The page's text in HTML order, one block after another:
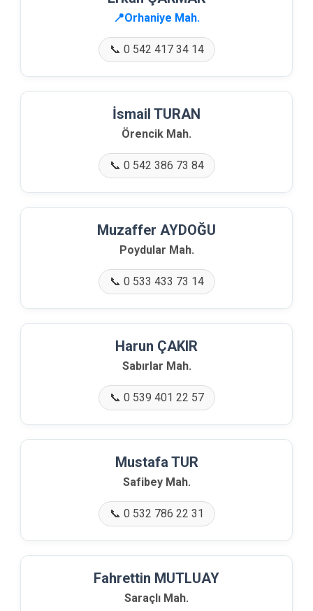
📍Orhaniye Mah.
📞 0 542 417 34 14
İsmail TURAN
Örencik Mah.
📞 0 542 386 73 84
Muzaffer AYDOĞU
Poydular Mah.
📞 0 533 433 73 14
Harun ÇAKIR
Sabırlar Mah.
📞 0 539 401 22 57
Mustafa TUR
Safibey Mah.
📞 0 532 786 22 31
Fahrettin MUTLUAY
Saraçlı Mah.